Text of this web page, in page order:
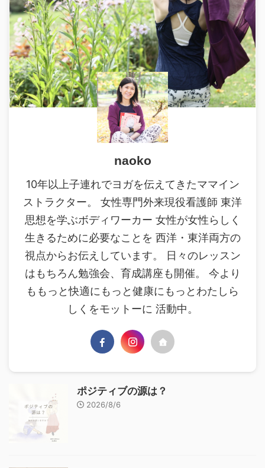
naoko
10年以上子連れでヨガを伝えてきたママイン
ストラクター。 女性専門外来現役看護師 東洋
思想を学ぶボディワーカー 女性が女性らしく
生きるために必要なことを 西洋・東洋両方の
視点からお伝えしています。 日々のレッスン
はもちろん勉強会、育成講座も開催。 今より
ももっと快適にもっと健康にもっとわたしら
しくをモットーに 活動中。
ポジティブの源は？
2026/8/6